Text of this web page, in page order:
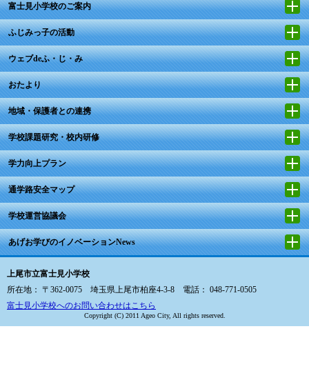
富士見小学校のご案内
ふじみっ子の活動
ウェブdeふ・じ・み
おたより
地域・保護者との連携
学校課題研究・校内研修
学力向上プラン
通学路安全マップ
学校運営協議会
あげお学びのイノベーションNews
上尾市立富士見小学校
所在地： 〒362-0075 埼玉県上尾市柏座4-3-8 電話： 048-771-0505
富士見小学校へのお問い合わせはこちら
Copyright (C) 2011 Ageo City, All rights reserved.